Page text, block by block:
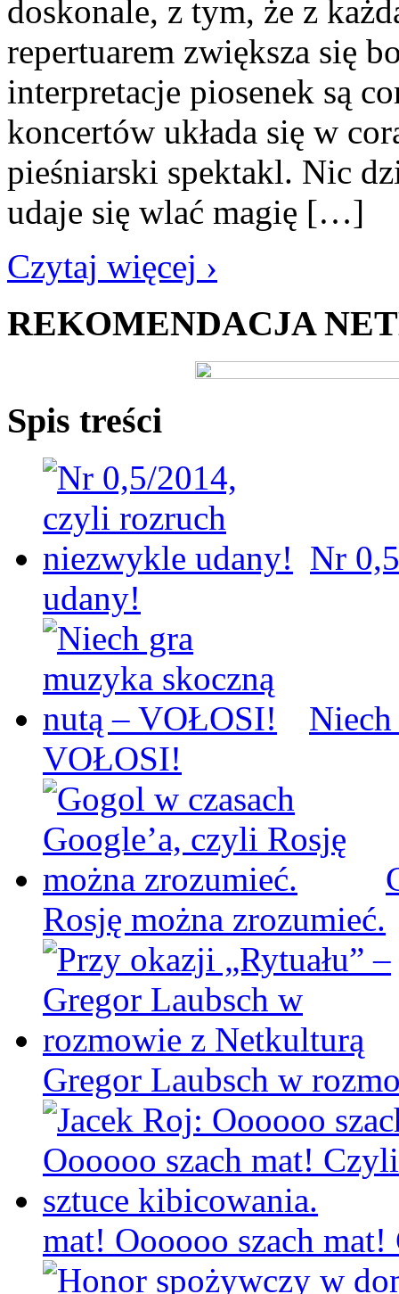
doskonale, z tym, że z
repertuarem zwiększa się
interpretacje piosenek są
koncertów układa się w
pieśniarski spektakl. Nic
udaje się wlać magię […]
Czytaj więcej ›
REKOMENDACJA
Spis treści
Nr
udany!
VOŁOSI!
Rosję można zrozumieć.
Gregor Laubsch w
mat! Oooooo szach